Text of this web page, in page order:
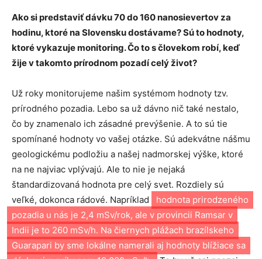
Ako si predstaviť dávku 70 do 160 nanosievertov za
hodinu, ktoré na Slovensku dostávame? Sú to hodnoty,
ktoré vykazuje monitoring. Čo to s človekom robí, keď
žije v takomto prírodnom pozadí celý život?
Už roky monitorujeme našim systémom hodnoty tzv.
prírodného pozadia. Lebo sa už dávno nič také nestalo,
čo by znamenalo ich zásadné prevýšenie. A to sú tie
spomínané hodnoty vo vašej otázke. Sú adekvátne nášmu
geologickému podložiu a našej nadmorskej výške, ktoré
na ne najviac vplývajú. Ale to nie je nejaká
štandardizovaná hodnota pre celý svet. Rozdiely sú
veľké, dokonca rádové. Napríklad
hodnota prirodzeného
pozadia u nás je 2,4 mSv/rok, ale v provincii Ramsar v
Indii je to 260 mSv/h. Na čiernych plážach brazílskeho
Guarapari by sme lokálne namerali aj hodnoty blížiace sa